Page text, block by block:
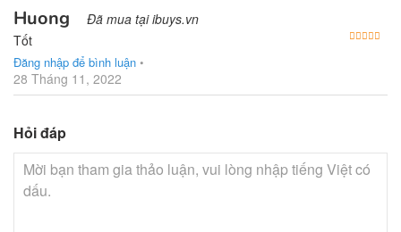
Huong Đã mua tại ibuys.vn
Tốt
Đăng nhập để bình luận •
28 Tháng 11, 2022
Hỏi đáp